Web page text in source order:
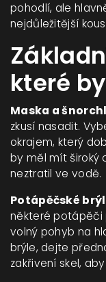
pohodlí, ale
nejdůležitější
které
Maska a šnorchl
zkusí nasadit.
okrajem, který
by měl mít široký
neztratil ve vodě.
Potápěčské
některé potápěči
volný pohyb na
brýle, dejte
zakřivení skel,